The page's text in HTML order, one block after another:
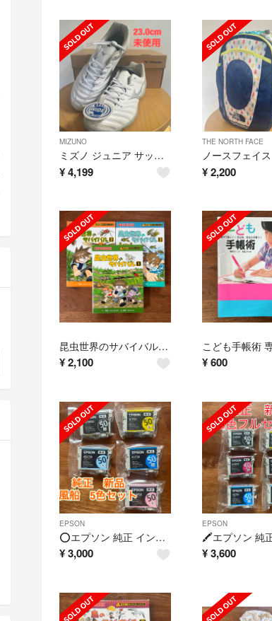
MIZUNO
ミズノ ジュニア サッカートレーニングシューズ 屋外
¥4,199
THE NORTH FACE
¥2,200
昆虫世界のサバイバル 1,2,3巻セット
¥2,100 ¥600
EPSON
⭕️エプソン 純正 インクカートリッジ 風船 IC6CL50
¥3,000
EPSON
¥3,600